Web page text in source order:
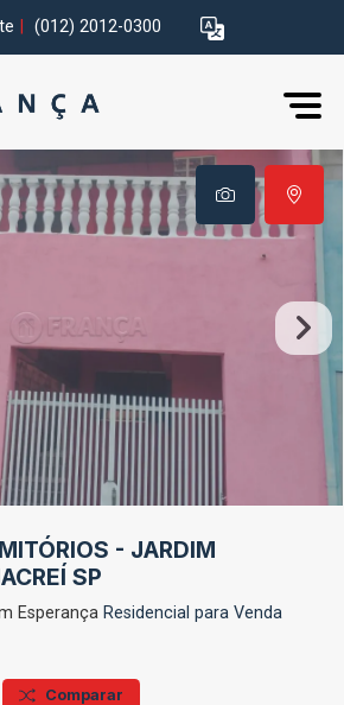
(012) 2012-0300
- JARDIM
SP
Esperança Residencial para Venda
Comparar